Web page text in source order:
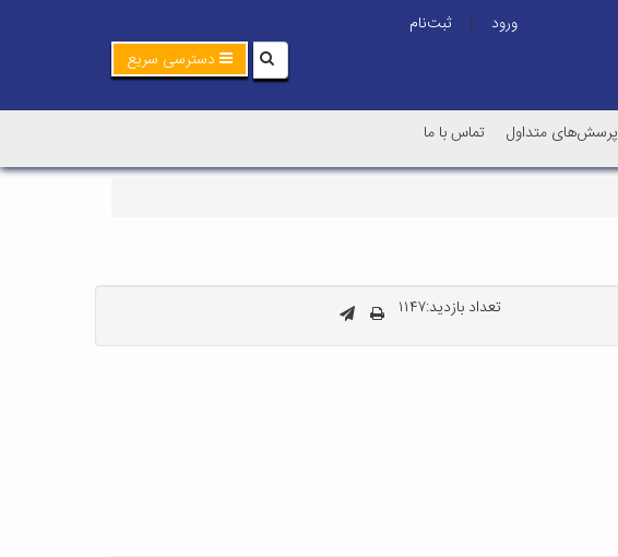
ورود |
ثبت‌نام
دسترسی سریع
پرسش‌های متداول تماس با ما
تعداد بازدید:۱۱۴۷